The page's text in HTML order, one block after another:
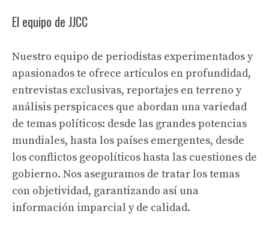
El equipo de JJCC
Nuestro equipo de periodistas experimentados y
apasionados te ofrece artículos en profundidad,
entrevistas exclusivas, reportajes en terreno y
análisis perspicaces que abordan una variedad
de temas políticos: desde las grandes potencias
mundiales, hasta los países emergentes, desde
los conflictos geopolíticos hasta las cuestiones de
gobierno. Nos aseguramos de tratar los temas
con objetividad, garantizando así una
información imparcial y de calidad.